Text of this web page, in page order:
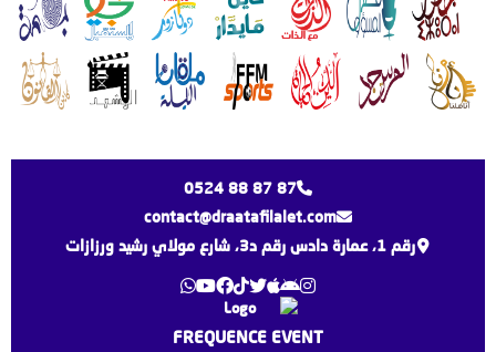
0524 88 87 87
contact@draatafilalet.com
رقم 1، عمارة دادس رقم د3، شارع مولاي رشيد ورزازات
FREQUENCE EVENT